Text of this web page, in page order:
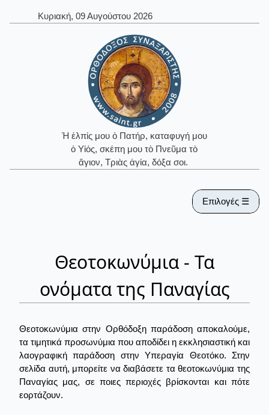
Κυριακή, 09 Αυγούστου 2026
Ἡ ἐλπίς μου ὁ Πατήρ, καταφυγή μου
ὁ Υἱός, σκέπη μου τὸ Πνεῦμα τὸ
ἅγιον, Τριὰς ἁγία, δόξα σοι.
Επιλογές ☰
Θεοτοκωνύμια - Τα
ονόματα της Παναγίας
Θεοτοκωνύμια στην Ορθόδοξη παράδοση αποκαλούμε,
τα τιμητικά προσωνύμια που αποδίδει η εκκλησιαστική και
λαογραφική παράδοση στην Υπεραγία Θεοτόκο. Στην
σελίδα αυτή, μπορείτε να διαβάσετε τα θεοτοκωνύμια της
Παναγίας μας, σε ποιες περιοχές βρίσκονται και πότε
εορτάζουν.